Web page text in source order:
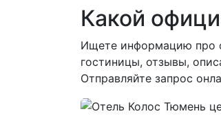
Какой
Ищете информацию про
гостиницы, отзывы,
Отправляйте запрос